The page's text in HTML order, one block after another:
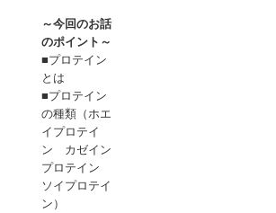
～今回のお話
のポイント～
■プロテイン
とは
■プロテイン
の種類（ホエ
イプロテイ
ン カゼイン
プロテイン
ソイプロテイ
ン）